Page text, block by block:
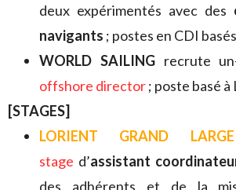
deux expérimentés avec des
navigants ; postes en CDI
WORLD SAILINGrecrute
offshore director; poste basé à
[STAGES]
LORIENT GRAND
stage d’assistant
des adhérents et de la